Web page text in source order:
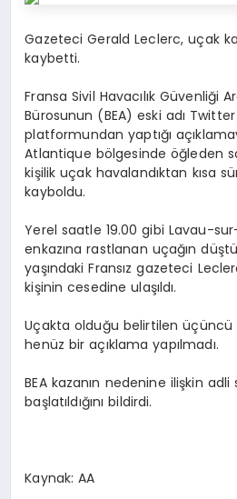
Gazeteci Gerald Leclerc, uçak
kaybetti.
Fransa Sivil Havacılık Güvenliği
Bürosunun (BEA) eski adı
platformundan yaptığı
Atlantique bölgesinde öğleden
kişilik uçak havalandıktan kısa
kayboldu.
Yerel saatle 19.00 gibi Lavau-
enkazına rastlanan uçağın
yaşındaki Fransız gazeteci
kişinin cesedine ulaşıldı.
Uçakta olduğu belirtilen üçüncü
henüz bir açıklama yapılmadı.
BEA kazanın nedenine ilişkin
başlatıldığını bildirdi.
Kaynak: AA